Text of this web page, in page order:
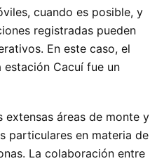
cuando es posible, y
registradas pueden
En este caso, el
Cacuí fue un
extensas áreas de monte y
particulares en materia de
La colaboración entre